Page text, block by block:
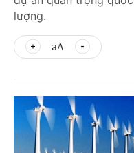
lượng.
aA